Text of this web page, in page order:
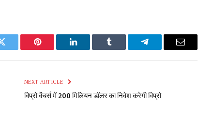
Twitter Pinterest LinkedIn Tumblr Telegram Email
NEXT ARTICLE
विप्रो वेंचर्स में 200 मिलियन डॉलर का निवेश करेगी विप्रो